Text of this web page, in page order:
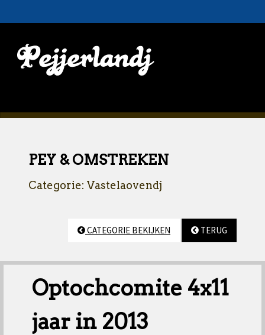
PEY & OMSTREKEN
Categorie: Vastelaovendj
CATEGORIE BEKIJKEN TERUG
Optochcomite 4x11
jaar in 2013